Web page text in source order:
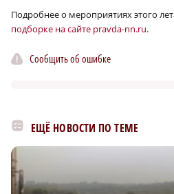
Подробнее о мероприятиях этого
подборке на сайте pravda-nn.ru.
Сообщить об ошибке
ЕЩЁ НОВОСТИ ПО ТЕМЕ